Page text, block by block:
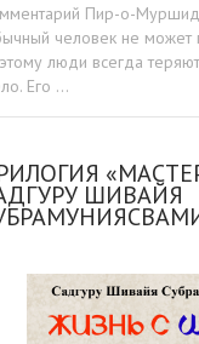
Пир-о-
человек не может
люди всегда
Его …
ШИВАЙЯ